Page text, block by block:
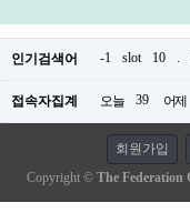
인기검색어 -1 slot 10 .
접속자집계 오늘 39 어제
회원가입
Copyright © The Federation